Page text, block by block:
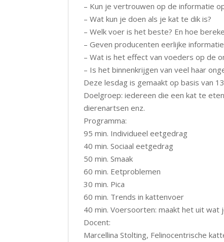
– Kun je vertrouwen op de informatie
– Wat kun je doen als je kat te dik is?
– Welk voer is het beste? En hoe
– Geven producenten eerlijke
– Wat is het effect van voeders op de
– Is het binnenkrijgen van veel haar
Deze lesdag is gemaakt op basis van
Doelgroep: iedereen die een kat te
dierenartsen enz.
Programma:
95 min. Individueel eetgedrag
40 min. Sociaal eetgedrag
50 min. Smaak
60 min. Eetproblemen
30 min. Pica
60 min. Trends in kattenvoer
40 min. Voersoorten: maakt het uit wat
Docent:
Marcellina Stolting, Felinocentrische